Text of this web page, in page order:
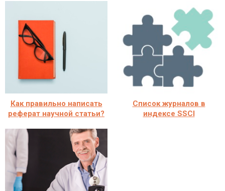
Как правильно написать
реферат научной статьи?
Список журналов в
индексе SSCI